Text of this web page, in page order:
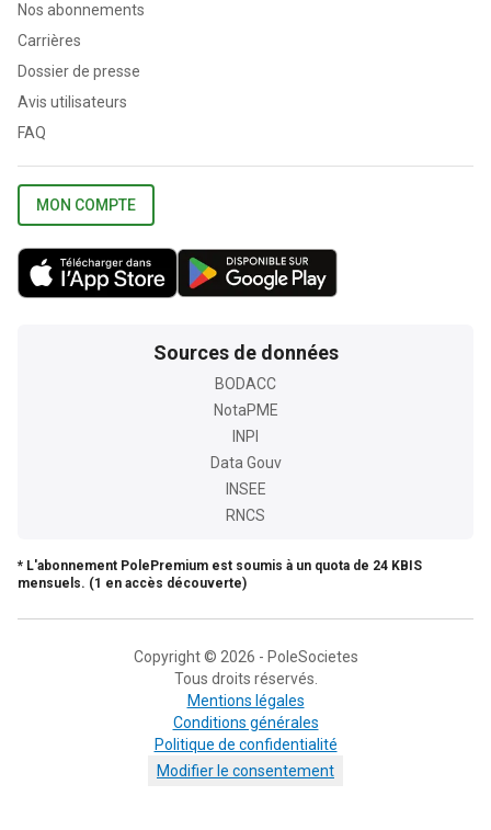
Nos abonnements
Carrières
Dossier de presse
Avis utilisateurs
FAQ
MON COMPTE
Sources de données
BODACC
NotaPME
INPI
Data Gouv
INSEE
RNCS
* L'abonnement PolePremium est soumis à un quota de 24 KBIS
mensuels. (1 en accès découverte)
Copyright © 2026 - PoleSocietes
Tous droits réservés.
Mentions légales
Conditions générales
Politique de confidentialité
Modifier le consentement